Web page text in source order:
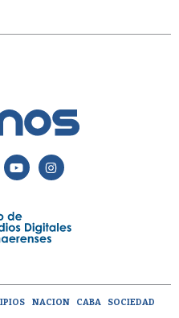
NACION CABA
SOCIEDAD